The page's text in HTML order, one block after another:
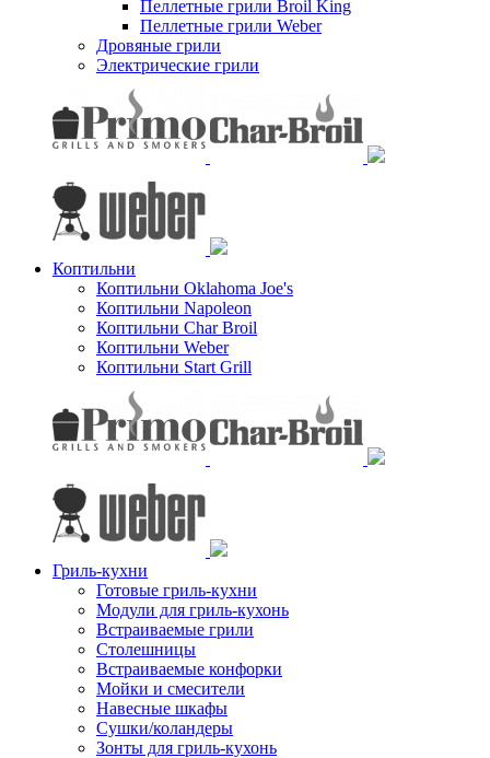
Пеллетные грили Broil King
Пеллетные грили Weber
Дровяные грили
Электрические грили
Коптильни
Коптильни Oklahoma Joe's
Коптильни Napoleon
Коптильни Char Broil
Коптильни Weber
Коптильни Start Grill
Гриль-кухни
Готовые гриль-кухни
Модули для гриль-кухонь
Встраиваемые грили
Столешницы
Встраиваемые конфорки
Мойки и смесители
Навесные шкафы
Сушки/коландеры
Зонты для гриль-кухонь